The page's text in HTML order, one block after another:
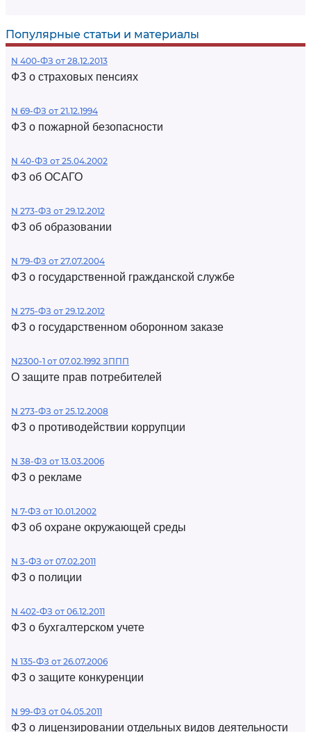
Популярные статьи и материалы
N 400-ФЗ от 28.12.2013
ФЗ о страховых пенсиях
N 69-ФЗ от 21.12.1994
ФЗ о пожарной безопасности
N 40-ФЗ от 25.04.2002
ФЗ об ОСАГО
N 273-ФЗ от 29.12.2012
ФЗ об образовании
N 79-ФЗ от 27.07.2004
ФЗ о государственной гражданской службе
N 275-ФЗ от 29.12.2012
ФЗ о государственном оборонном заказе
N2300-1 от 07.02.1992 ЗППП
О защите прав потребителей
N 273-ФЗ от 25.12.2008
ФЗ о противодействии коррупции
N 38-ФЗ от 13.03.2006
ФЗ о рекламе
N 7-ФЗ от 10.01.2002
ФЗ об охране окружающей среды
N 3-ФЗ от 07.02.2011
ФЗ о полиции
N 402-ФЗ от 06.12.2011
ФЗ о бухгалтерском учете
N 135-ФЗ от 26.07.2006
ФЗ о защите конкуренции
N 99-ФЗ от 04.05.2011
ФЗ о лицензировании отдельных видов деятельности